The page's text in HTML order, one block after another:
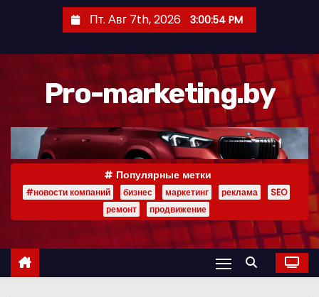
р
Пт. Авг 7th, 2026 3:00:55 PM
Pro-marketing.by
Популярные метки
#новости компаний бизнес маркетинг реклама
SEO
ремонт
продвижение